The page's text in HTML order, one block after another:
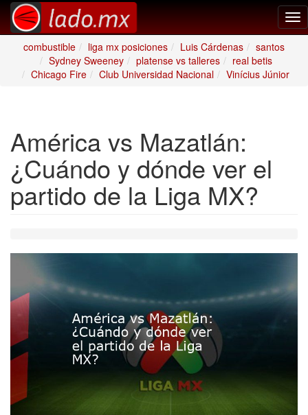
combustible
liga mx posiciones Luis Cárdenas
santos
Sydney Sweeney
platense vs talleres
real betis
Chicago Fire
Club Universidad Nacional Vinícius Júnior
América vs Mazatlán:
¿Cuándo y dónde ver el
partido de la Liga MX?